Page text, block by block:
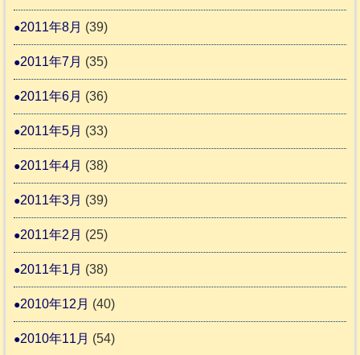
2011年8月 (39)
2011年7月 (35)
2011年6月 (36)
2011年5月 (33)
2011年4月 (38)
2011年3月 (39)
2011年2月 (25)
2011年1月 (38)
2010年12月 (40)
2010年11月 (54)